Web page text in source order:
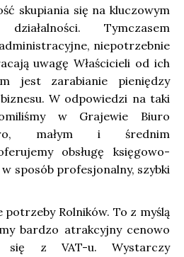
skupiania się na kluczowym
Tymczasem
niepotrzebnie
uwagę Właścicieli od ich
jest zarabianie pieniędzy
W odpowiedzi na taki
w Grajewie Biuro
małym i średnim
obsługę księgowo-
sposób profesjonalny, szybki
Rolników. To z myślą
bardzo atrakcyjny cenowo
się z VAT-u. Wystarczy